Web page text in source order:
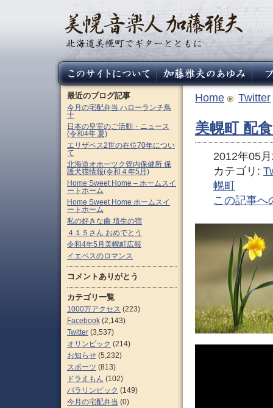
Home Twitter
美幌町 配
2012年05
カテゴリ:
幌町
この記事へ
最近のブログ記事
今月の宅配弁当 ハローランチ鳥
十
日本の皇室のご活動・ニュース
(令和4年 夏)
エリザベス2世の在位70年につい
て
北海道オホーツク管内保健所 保
護犬猫情報(令和４年5月)
Home Sweet Home – ホームスイ
ートホーム
Home Sweet Home ホームスイ
ートホーム
私の好きな曲 埴生の宿
４１５さん おめでとう
令和4年5月美幌町広報
イエペスのロマンス
コメントありがとう
カテゴリ一覧
1000万アクセス (223)
Facebook (2,143)
Twitter (3,537)
オリンピック (214)
お知らせ (5,232)
スポーツ (813)
ドラえもん (102)
パラリンピック (149)
今月の宅配弁当 (0)